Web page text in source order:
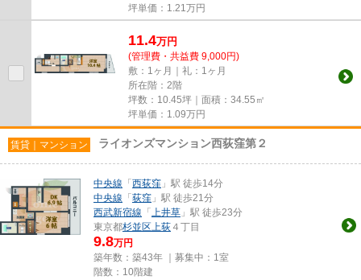
坪単価： 1.21万円
11.4万円
(管理費・共益費 9,000円)
敷：1ヶ月｜礼：1ヶ月
所在階：2階
坪数：10.45坪｜面積：34.55㎡
坪単価： 1.09万円
賃貸｜マンション ライオンズマンション西荻窪第２
中央線 「 西荻窪 」駅 徒歩14分
中央線 「 荻窪 」駅 徒歩21分
西武新宿線 「 上井草 」駅 徒歩23分
東京都杉並区上荻 ４丁目
9.8万円
築年数：築43年 ｜募集中： 1室
階数：10階建